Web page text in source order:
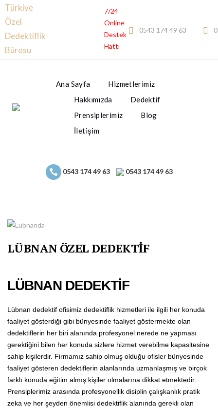
Türkiye
Özel
Dedektiflik
Bürosu
7/24
Online
Destek
Hattı
0543 174 49 63
Ana Sayfa
Hizmetlerimiz
Hakkımızda
Dedektif
Prensiplerimiz
Blog
İletişim
0543 174 49 63 0543 174 49 63
LÜBNAN ÖZEL DEDEKTİF
LÜBNAN DEDEKTİF
Lübnan dedektif ofisimiz dedektiflik hizmetleri ile ilgili her konuda
faaliyet gösterdiği gibi bünyesinde faaliyet göstermekte olan
dedektiflerin her biri alanında profesyonel nerede ne yapması
gerektiğini bilen her konuda sizlere hizmet verebilme kapasitesine
sahip kişilerdir. Firmamız sahip olmuş olduğu ofisler bünyesinde
faaliyet gösteren dedektiflerin alanlarında uzmanlaşmış ve birçok
farklı konuda eğitim almış kişiler olmalarına dikkat etmektedir.
Prensiplerimiz arasında profesyonellik disiplin çalışkanlık pratik
zeka ve her şeyden önemlisi dedektiflik alanında gerekli olan